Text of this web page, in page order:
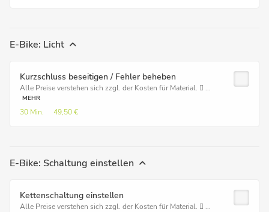
E-Bike: Licht
Kurzschluss beseitigen / Fehler beheben
Alle Preise verstehen sich zzgl. der Kosten für Material.  ...
MEHR
30 Min. 49,50 €
E-Bike: Schaltung einstellen
Kettenschaltung einstellen
Alle Preise verstehen sich zzgl. der Kosten für Material.  ...